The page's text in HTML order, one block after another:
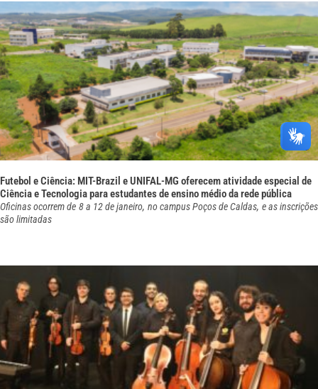
Futebol e Ciência: MIT-Brazil e UNIFAL-MG oferecem atividade especial de
Ciência e Tecnologia para estudantes de ensino médio da rede pública
Oficinas ocorrem de 8 a 12 de janeiro, no campus Poços de Caldas, e as inscrições
são limitadas